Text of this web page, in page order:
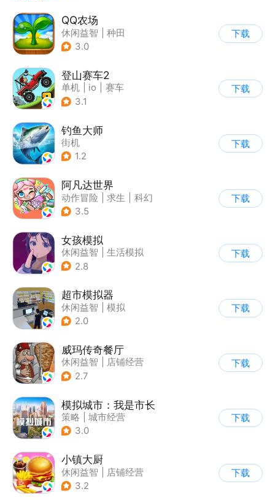
QQ农场
休闲益智
种田
| 田园生活
3.0
下载
登山赛车2
单机 io
赛车
| 欧美风
3.1
下载
钓鱼大师
街机
1.2
下载
阿凡达世界
动作冒险 求生
科幻
| 开放世界
3.5
下载
女孩模拟
休闲益智
生活模拟
| 校园
2.8
下载
超市模拟器
休闲益智
模拟
| 文字游戏
2.0
下载
威玛传奇餐厅
休闲益智
店铺经营
| 美食
2.7
下载
模拟城市：我是市长
策略
城市经营
| 模拟城市
3.0
下载
小镇大厨
休闲益智
店铺经营
| 美食
3.2
下载